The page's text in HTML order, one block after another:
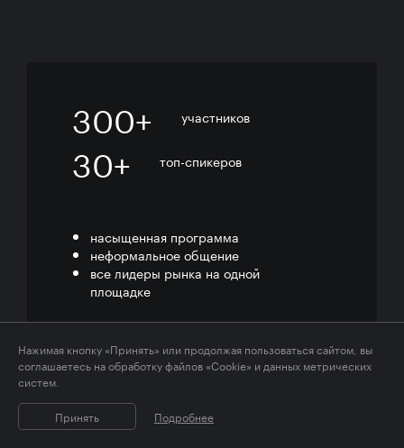
Нажимая кнопку «Принять» или продолжая пользоваться сайтом, вы
соглашаетесь на обработку файлов «Cookie» и данных метрических
систем.
Принять Подробнее
300+ участников
30+ топ-спикеров
насыщенная программа
неформальное общение
все лидеры рынка на одной
площадке